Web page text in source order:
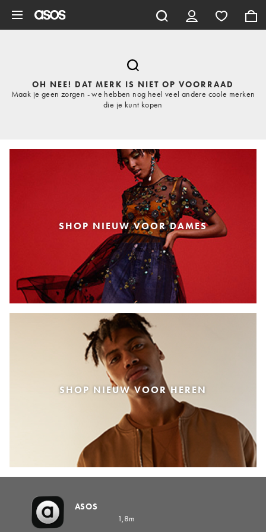
OH NEE! DAT MERK IS NIET OP VOORRAAD
Maak je geen zorgen - we hebben nog heel veel andere coole merken
die je kunt kopen
SHOP NIEUW VOOR DAMES
SHOP NIEUW VOOR HEREN
ASOS
1,8m